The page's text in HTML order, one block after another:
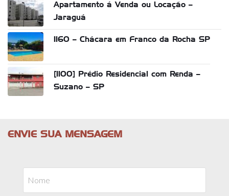
Apartamento á Venda ou Locação –
Jaraguá
1160 – Chácara em Franco da Rocha SP
[1100] Prédio Residencial com Renda –
Suzano – SP
ENVIE SUA MENSAGEM